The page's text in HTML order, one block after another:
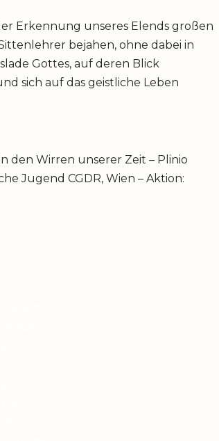
Erkennung unseres Elends großen
bejahen, ohne dabei in
Gottes, auf deren Blick
sich auf das geistliche Leben
den Wirren unserer Zeit – Plinio
Jugend CGDR, Wien – Aktion: